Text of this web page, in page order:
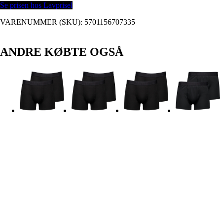
Se prisen hos Lavprisel
VARENUMMER (SKU): 5701156707335
ANDRE KØBTE OGSÅ